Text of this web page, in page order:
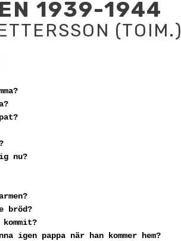
1939-1944
(TOIM.)
nu?
bröd?
igen pappa när han kommer hem?